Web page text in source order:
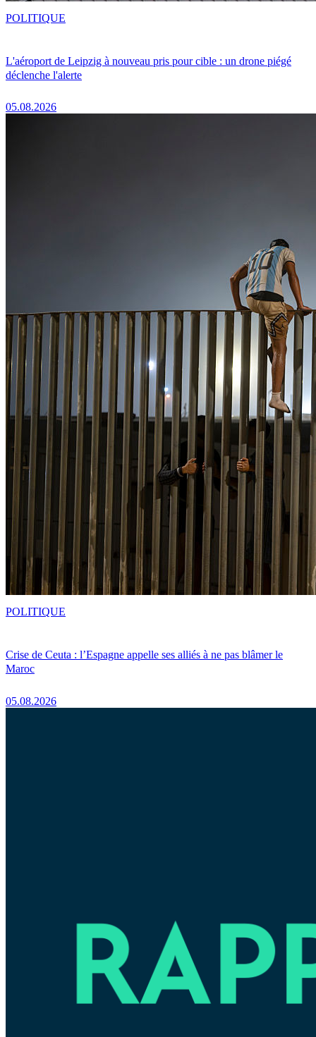
L'aéroport de Leipzig à nouveau pris pour cible : un drone piégé
déclenche l'alerte
05.08.2026
POLITIQUE
Crise de Ceuta : l’Espagne appelle ses alliés à ne pas blâmer le
Maroc
05.08.2026
POLITIQUE